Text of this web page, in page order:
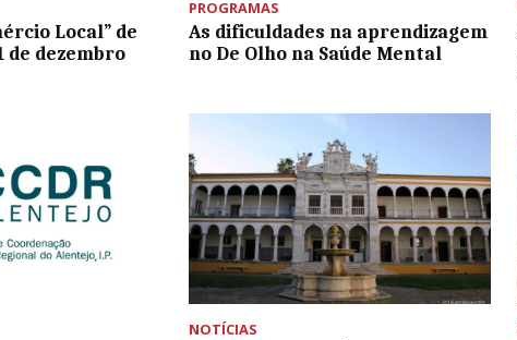
Local” de
de dezembro
PROGRAMAS
As dificuldades na aprendizagem
no De Olho na Saúde Mental
NOTÍCIAS